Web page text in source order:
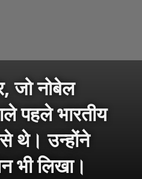
जो नोबेल
पहले भारतीय
थे। उन्होंने
भी लिखा।